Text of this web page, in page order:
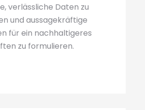
verlässliche Daten zu
und aussagekräftige
für ein nachhaltigeres
zu formulieren.